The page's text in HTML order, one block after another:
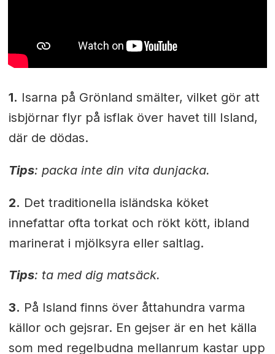
1. Isarna på Grönland smälter, vilket gör att
isbjörnar flyr på isflak över havet till Island,
där de dödas.
Tips: packa inte din vita dunjacka.
2. Det traditionella isländska köket
innefattar ofta torkat och rökt kött, ibland
marinerat i mjölksyra eller saltlag.
Tips: ta med dig matsäck.
3. På Island finns över åttahundra varma
källor och gejsrar. En gejser är en het källa
som med regelbudna mellanrum kastar upp